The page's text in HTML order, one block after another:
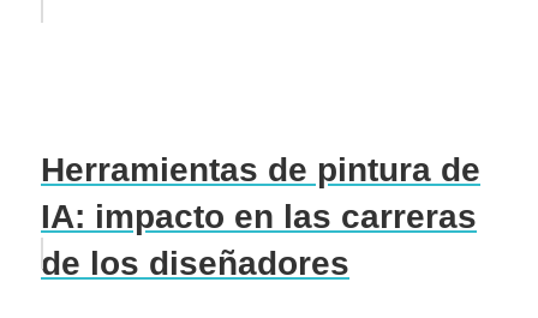
Herramientas de pintura de
IA: impacto en las carreras
de los diseñadores